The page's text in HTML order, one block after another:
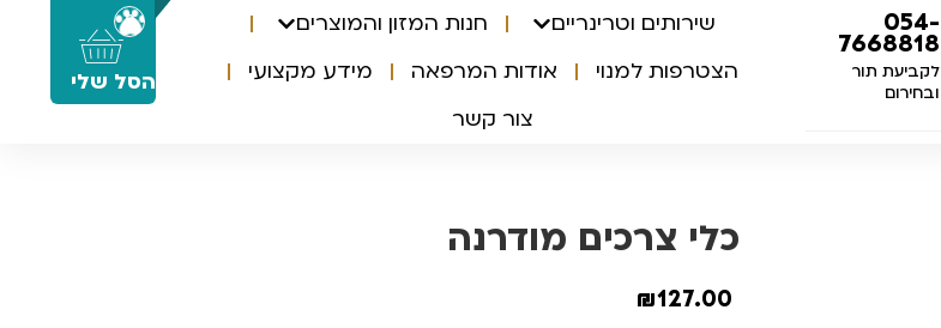
0
הסל שלי
054-
7668818
לקביעת תור
ובחירום
שירותים וטרינריים
חנות המזון והמוצרים
הצטרפות למנוי
אודות המרפאה
מידע מקצועי
צור קשר
כלי צרכים מודרנה
127.00
₪